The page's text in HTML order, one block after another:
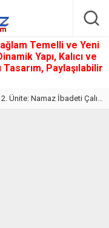
Temelli ve Yeni
Yapı, Kalıcı ve
Paylaşılabilir
Online Çöz